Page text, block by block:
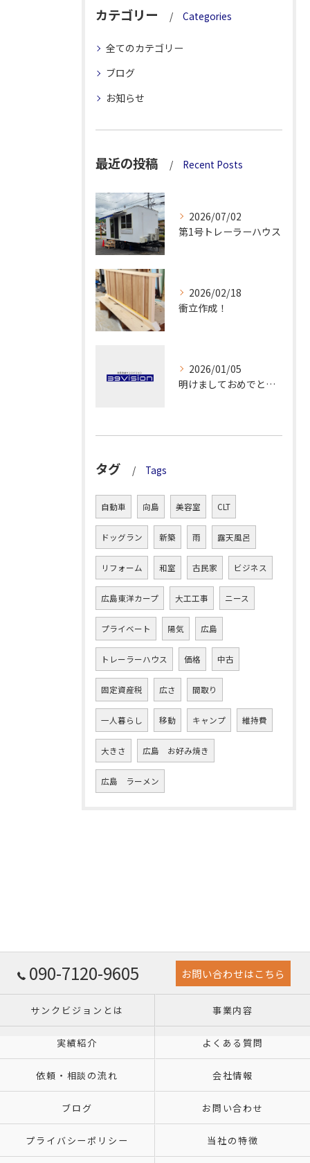
カテゴリー Categories
全てのカテゴリー
ブログ
お知らせ
最近の投稿 Recent Posts
2026/07/02
第1号トレーラーハウス
2026/02/18
衝立作成！
2026/01/05
明けましておめでとうございます！
タグ Tags
自動車 向島 美容室 CLT
ドッグラン 新築 雨 露天風呂
リフォーム 和室 古民家 ビジネス
広島東洋カープ 大工工事 ニース
プライベート 陽気 広島
トレーラーハウス 価格 中古
固定資産税 広さ 間取り
一人暮らし 移動 キャンプ 維持費
大きさ 広島 お好み焼き
広島 ラーメン
090-7120-9605 お問い合わせはこちら
サンクビジョンとは 事業内容
実績紹介 よくある質問
依頼・相談の流れ 会社情報
ブログ お問い合わせ
プライバシーポリシー 当社の特徴